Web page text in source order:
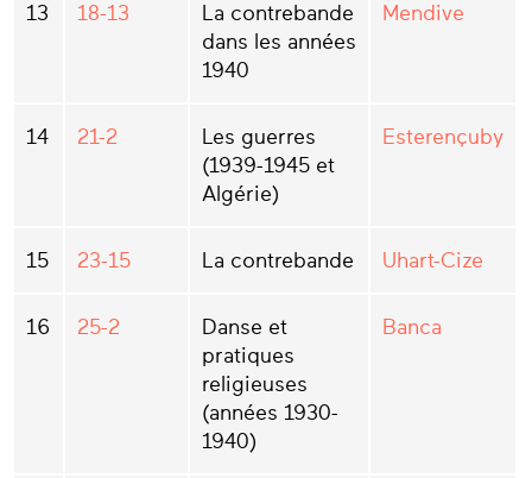
13 18-13
La contrebande
dans les années
1940
Mendive
14 21-2
Les guerres
(1939-1945 et
Algérie)
Esterençuby
15 23-15 La contrebande Uhart-Cize
16 25-2
Danse et
pratiques
religieuses
(années 1930-
1940)
Banca